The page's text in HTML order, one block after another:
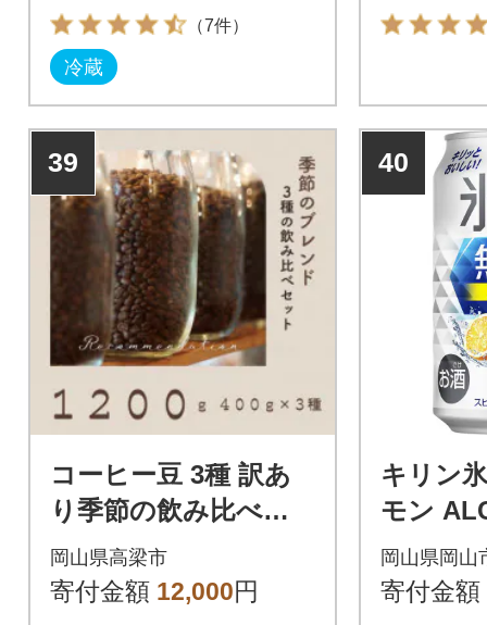
（7件）
冷蔵
ギフトセッ
39
コーヒー豆 3種 訳あ
り季節の飲み比べセ
ット 1200g(200g×6
袋)
岡山県高梁市
寄付金額 12,000円
40
キリン
モン
缶 × 24
岡山県岡山
寄付金額